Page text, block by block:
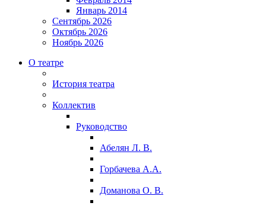
Январь 2014
Сентябрь 2026
Октябрь 2026
Ноябрь 2026
О театре
История театра
Коллектив
Руководство
Абелян Л. В.
Горбачева А.А.
Доманова О. В.